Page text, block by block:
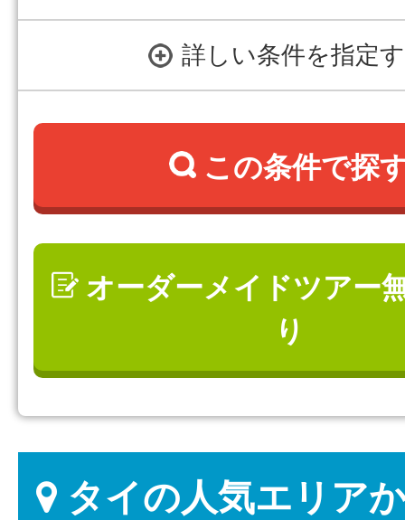
詳しい条件を指定
この条件で探
オーダーメイドツアー
り
タイの人気エリア